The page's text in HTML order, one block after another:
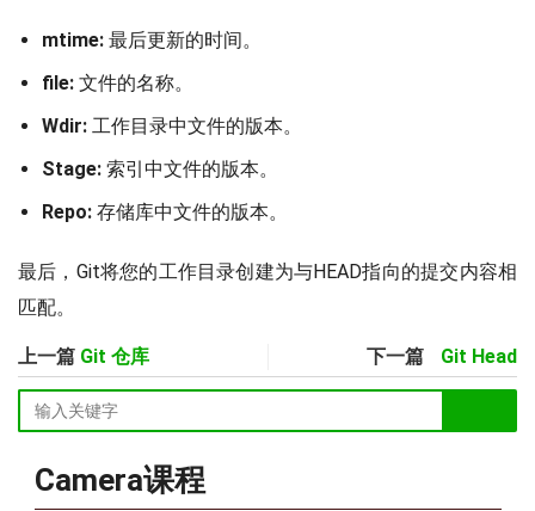
mtime: 最后更新的时间。
file: 文件的名称。
Wdir: 工作目录中文件的版本。
Stage: 索引中文件的版本。
Repo: 存储库中文件的版本。
最后，Git将您的工作目录创建为与HEAD指向的提交内容相
匹配。
上一篇 Git 仓库 下一篇 Git Head
Camera课程